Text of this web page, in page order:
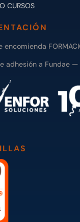
CURSOS
encomienda
adhesión a Fundae —